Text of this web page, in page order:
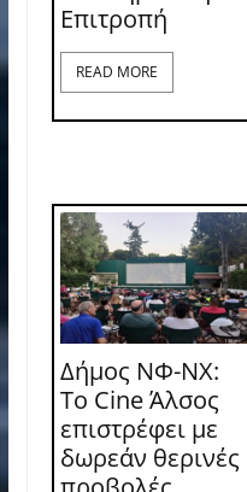
Επιτροπή
READ MORE
Δήμος ΝΦ-ΝΧ:
Το Cine Άλσος
επιστρέφει με
δωρεάν θερινές